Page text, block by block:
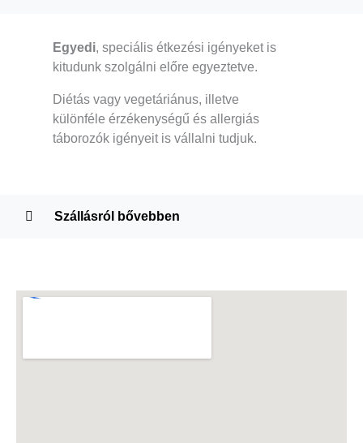
Egyedi, speciális étkezési igényeket is
kitudunk szolgálni előre egyeztetve.
Diétás vagy vegetáriánus, illetve
különféle érzékenységű és allergiás
táborozók igényeit is vállalni tudjuk.
Szállásról bővebben